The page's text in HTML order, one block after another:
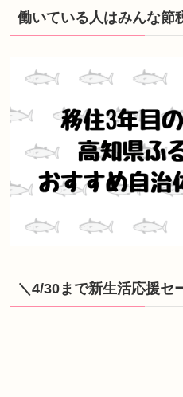
働いている人はみんな節
＼4/30まで新生活応援セ